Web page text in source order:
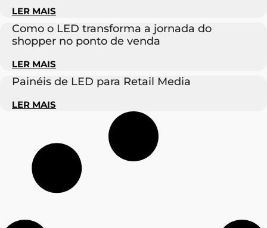
LER MAIS
Como o LED transforma a jornada do
shopper no ponto de venda
LER MAIS
Painéis de LED para Retail Media
LER MAIS